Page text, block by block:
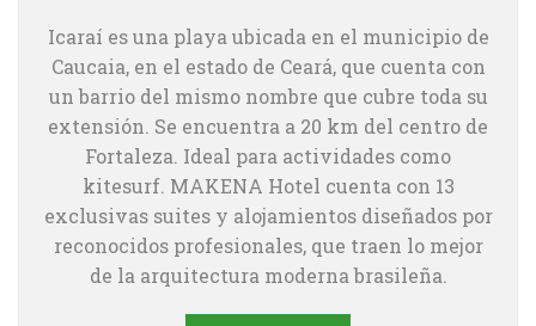
Icaraí es una playa ubicada en el municipio de
Caucaia, en el estado de Ceará, que cuenta con
un barrio del mismo nombre que cubre toda su
extensión. Se encuentra a 20 km del centro de
Fortaleza. Ideal para actividades como
kitesurf. MAKENA Hotel cuenta con 13
exclusivas suites y alojamientos diseñados por
reconocidos profesionales, que traen lo mejor
de la arquitectura moderna brasileña.